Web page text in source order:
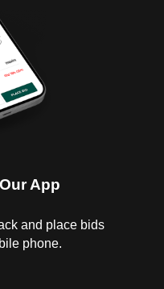
App
and place bids
phone.